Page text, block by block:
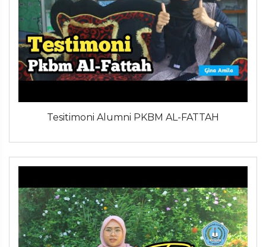
Tesitimoni Alumni PKBM AL-FATTAH